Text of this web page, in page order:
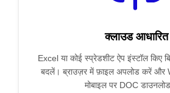
क्लाउड आधारित
Excel या कोई स्प्रेडशीट ऐप इंस्टॉल किए
बदलें। ब्राउज़र में फ़ाइल अपलोड करें और
मोबाइल पर DOC